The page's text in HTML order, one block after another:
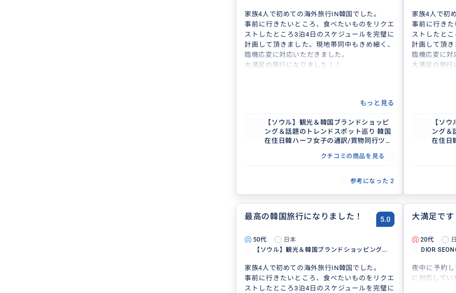
家族4人で初めての海外旅行IN韓国でした。
事前に行きたいところ、食べたいものをリクエ
ストしたところ3泊4日のスケジュールを完璧に
計画して頂きました。現地帯同中もきめ細く、
臨機応変に対応いただきました。
大満足の旅行になりました！！
もっと見る
【ソウル】観光＆韓国ブランドショッピ
ング＆話題のトレンドスポット巡り 韓国
在住日韓ハーフ女子の通訳/買物同行ツア
クチコミの商品を見る
参考になった 2
家族4人で初
事前に行き
ストしたと
計画して頂き
臨機応変に対
大満足の旅行
【ソ
ング＆
在住日
最高の韓国旅行になりました！ 5.0
50代
日本
【ソウル】観光＆韓国ブランドショッピング...
家族4人で初めての海外旅行IN韓国でした。
事前に行きたいところ、食べたいものをリクエ
ストしたところ3泊4日のスケジュールを完璧に
大満足です
20代
DIOR
夜中に予約
に対応してい